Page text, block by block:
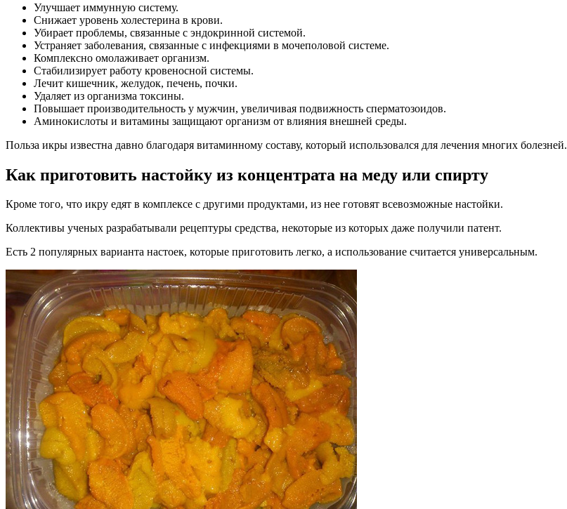
Улучшает иммунную систему.
Снижает уровень холестерина в крови.
Убирает проблемы, связанные с эндокринной системой.
Устраняет заболевания, связанные с инфекциями в мочеполовой системе.
Комплексно омолаживает организм.
Стабилизирует работу кровеносной системы.
Лечит кишечник, желудок, печень, почки.
Удаляет из организма токсины.
Повышает производительность у мужчин, увеличивая подвижность сперматозоидов.
Аминокислоты и витамины защищают организм от влияния внешней среды.
Польза икры известна давно благодаря витаминному составу, который использовался для лечения многих болезней.
Как приготовить настойку из концентрата на меду или спирту
Кроме того, что икру едят в комплексе с другими продуктами, из нее готовят всевозможные настойки.
Коллективы ученых разрабатывали рецептуры средства, некоторые из которых даже получили патент.
Есть 2 популярных варианта настоек, которые приготовить легко, а использование считается универсальным.